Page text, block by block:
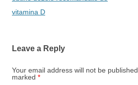
vitamina D
Leave a Reply
Your email address will not be published.
marked *